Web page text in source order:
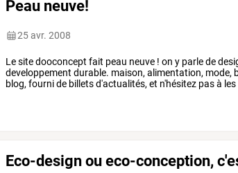
Peau neuve!
25 avr. 2008
Le site dooconcept fait peau neuve ! on y parle de
developpement durable. maison, alimentation, mode,
blog, fourni de billets d'actualités, et n'hésitez pas à
Eco-design ou eco-conception,